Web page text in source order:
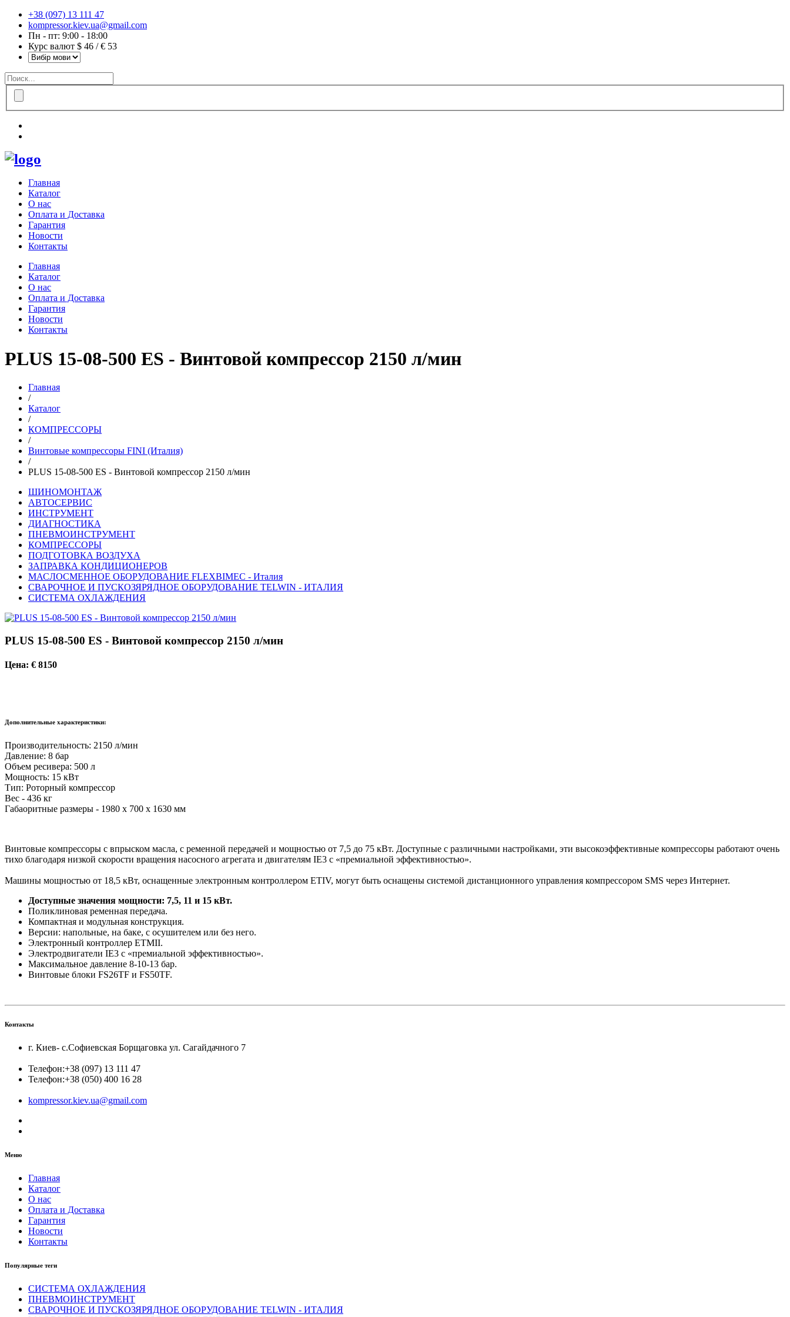
+38 (097) 13 111 47
kompressor.kiev.ua@gmail.com
Пн - пт: 9:00 - 18:00
Курс валют $ 46 / € 53
Главная
Каталог
О нас
Оплата и Доставка
Гарантия
Новости
Контакты
Главная
Каталог
О нас
Оплата и Доставка
Гарантия
Новости
Контакты
PLUS 15-08-500 ES - Винтовой компрессор 2150 л/мин
Главная
/
Каталог
/
КОМПРЕССОРЫ
/
Винтовые компрессоры FINI (Италия)
/
PLUS 15-08-500 ES - Винтовой компрессор 2150 л/мин
ШИНОМОНТАЖ
АВТОСЕРВИС
ИНСТРУМЕНТ
ДИАГНОСТИКА
ПНЕВМОИНСТРУМЕНТ
КОМПРЕССОРЫ
ПОДГОТОВКА ВОЗДУХА
ЗАПРАВКА КОНДИЦИОНЕРОВ
МАСЛОСМЕННОЕ ОБОРУДОВАНИЕ FLEXBIMEC - Италия
СВАРОЧНОЕ И ПУСКОЗЯРЯДНОЕ ОБОРУДОВАНИЕ TELWIN - ИТАЛИЯ
СИСТЕМА ОХЛАЖДЕНИЯ
PLUS 15-08-500 ES - Винтовой компрессор 2150 л/мин
Цена: € 8150
Дополнительные характеристики:
Производительность: 2150 л/мин
Давление: 8 бар
Объем ресивера: 500 л
Мощность: 15 кВт
Тип: Роторный компрессор
Вес - 436 кг
Габаоритные размеры - 1980 x 700 x 1630 мм
Винтовые компрессоры с впрыском масла, с ременной передачей и мощностью от 7,5 до 75 кВт. Доступные с различными настройками, эти высокоэффективные компрессоры работают очень
тихо благодаря низкой скорости вращения насосного агрегата и двигателям IE3 с «премиальной эффективностью».
Машины мощностью от 18,5 кВт, оснащенные электронным контроллером ETIV, могут быть оснащены системой дистанционного управления компрессором SMS через Интернет.
Доступные значения мощности: 7,5, 11 и 15 кВт.
Поликлиновая ременная передача.
Компактная и модульная конструкция.
Версии: напольные, на баке, с осушителем или без него.
Электронный контроллер ETMII.
Электродвигатели IE3 с «премиальной эффективностью».
Максимальное давление 8-10-13 бар.
Винтовые блоки FS26TF и FS50TF.
Контакты
г. Киев- с.Софиевская Борщаговка ул. Сагайдачного 7
Телефон:+38 (097) 13 111 47
Телефон:+38 (050) 400 16 28
kompressor.kiev.ua@gmail.com
Меню
Главная
Каталог
О нас
Оплата и Доставка
Гарантия
Новости
Контакты
Популярные теги
СИСТЕМА ОХЛАЖДЕНИЯ
ПНЕВМОИНСТРУМЕНТ
СВАРОЧНОЕ И ПУСКОЗЯРЯДНОЕ ОБОРУДОВАНИЕ TELWIN - ИТАЛИЯ